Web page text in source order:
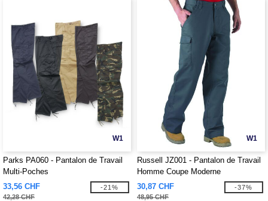
W1
Parks PA060 - Pantalon de Travail
Multi-Poches
33,56 CHF
42,28 CHF
-21%
W1
Russell JZ001 - Pantalon de Travail
Homme Coupe Moderne
30,87 CHF
48,95 CHF
-37%